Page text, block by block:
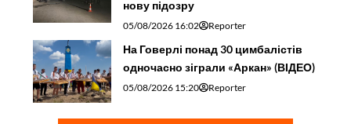
нову підозру
05/08/2026 16:02 Reporter
На Говерлі понад 30 цимбалістів
одночасно зіграли «Аркан» (ВІДЕО)
05/08/2026 15:20 Reporter